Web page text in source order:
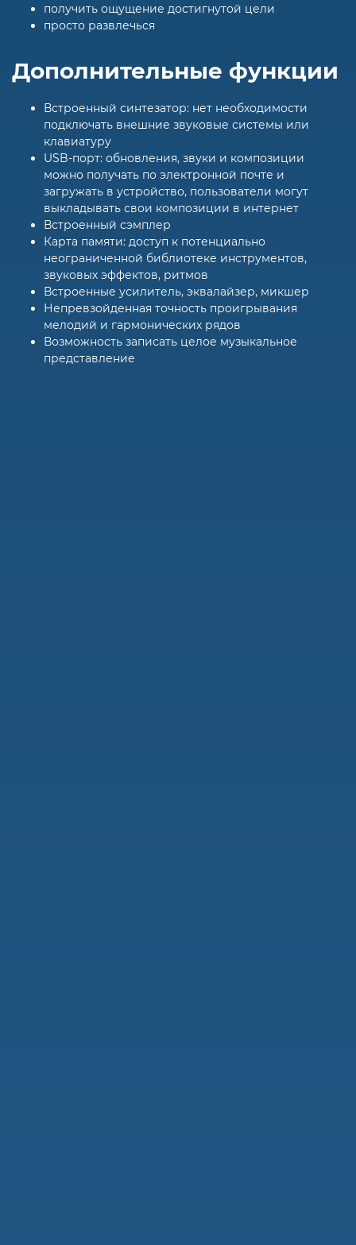
получить ощущение достигнутой цели
просто развлечься
Дополнительные функции
Встроенный синтезатор: нет необходимости
подключать внешние звуковые системы или
клавиатуру
USB-порт: обновления, звуки и композиции
можно получать по электронной почте и
загружать в устройство, пользователи могут
выкладывать свои композиции в интернет
Встроенный сэмплер
Карта памяти: доступ к потенциально
неограниченной библиотеке инструментов,
звуковых эффектов, ритмов
Встроенные усилитель, эквалайзер, микшер
Непревзойденная точность проигрывания
мелодий и гармонических рядов
Возможность записать целое музыкальное
представление